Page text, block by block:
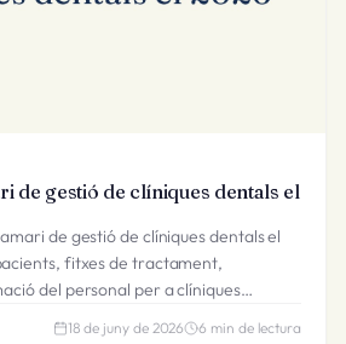
de gestió de clíniques dentals el
de gestió de clíniques dentals el
fitxes de tractament,
del personal per a clíniques
18 de juny de 2026 6 min de lectura